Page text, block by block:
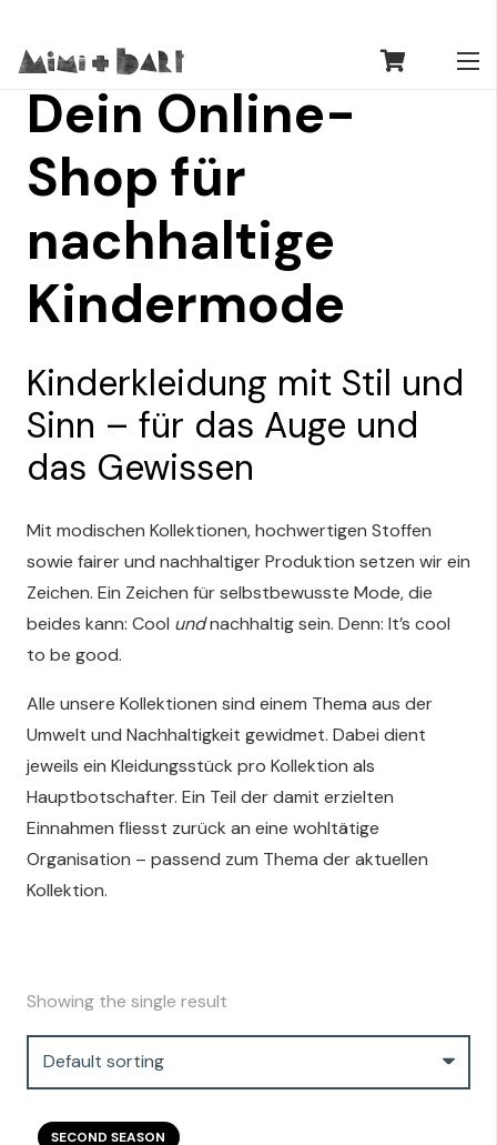
Dein Online-
Shop für
nachhaltige
Kindermode
Kinderkleidung mit Stil und
Sinn – für das Auge und
das Gewissen
Mit modischen Kollektionen, hochwertigen Stoffen
sowie fairer und nachhaltiger Produktion setzen wir ein
Zeichen. Ein Zeichen für selbstbewusste Mode, die
beides kann: Cool undnachhaltig sein. Denn: It’s cool
to be good.
Alle unsere Kollektionen sind einem Thema aus der
Umwelt und Nachhaltigkeit gewidmet. Dabei dient
jeweils ein Kleidungsstück pro Kollektion als
Hauptbotschafter. Ein Teil der damit erzielten
Einnahmen fliesst zurück an eine wohltätige
Organisation – passend zum Thema der aktuellen
Kollektion.
Showing the single result
SECOND SEASON